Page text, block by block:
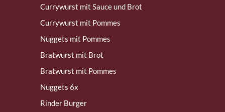
Currywurst mit Sauce und Brot
Currywurst mit Pommes
Nuggets mit Pommes
Bratwurst mit Brot
Bratwurst mit Pommes
Nuggets 6x
Rinder Burger